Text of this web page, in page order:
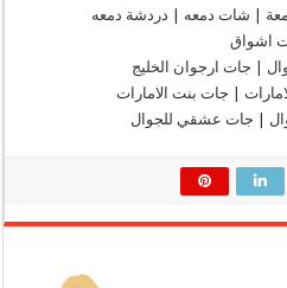
| شات دمعه | دردشة دمعه
اشواق
| جات ارجوان الخليج
| جات بنت الامارات
| جات عشقي للجوال